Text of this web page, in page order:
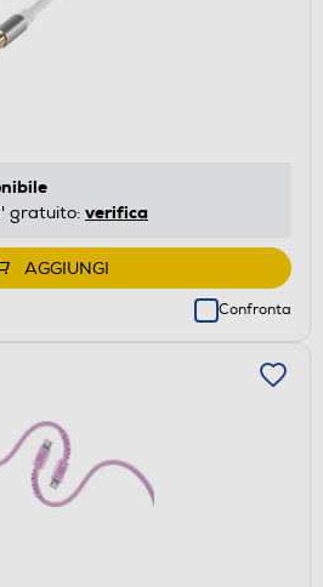
gratuito: verifica
AGGIUNGI
Confronta